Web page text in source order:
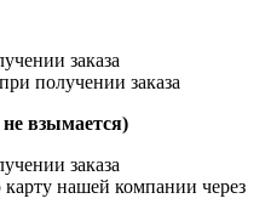
заказа
получении заказа
взымается)
заказа
нашей компании через